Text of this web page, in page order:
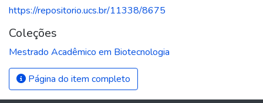
https://repositorio.ucs.br/11338/8675
Coleções
Mestrado Acadêmico em Biotecnologia
Página do item completo